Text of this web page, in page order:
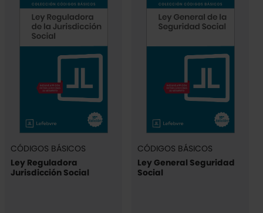
CÓDIGOS BÁSICOS
Ley Reguladora
Jurisdicción Social
CÓDIGOS BÁSICOS
Ley General Seguridad
Social